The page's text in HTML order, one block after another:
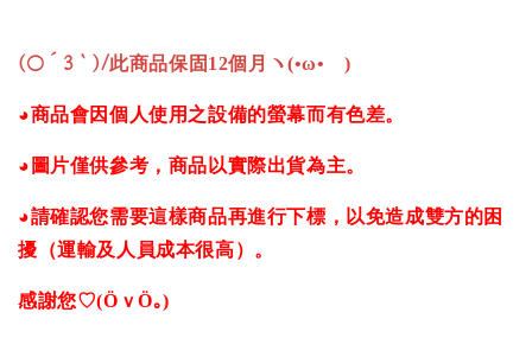
(○´3｀)/此商品保固12個月ヽ(•ω•ゞ)
◕商品會因個人使用之設備的螢幕而有色差。
◕圖片僅供參考，商品以實際出貨為主。
◕請確認您需要這樣商品再進行下標，以免造成雙方的困
擾（運輸及人員成本很高）。
感謝您♡(ӦｖӦ｡)